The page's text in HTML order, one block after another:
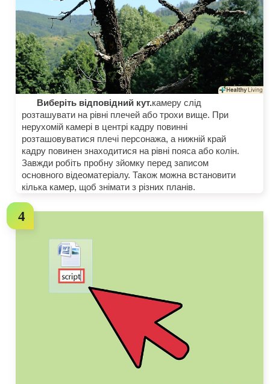
Виберіть відповідний кут.камеру слід
розташувати на рівні плечей або трохи вище. При
нерухомій камері в центрі кадру повинні
розташовуватися плечі персонажа, а нижній край
кадру повинен знаходитися на рівні пояса або колін.
Завжди робіть пробну зйомку перед записом
основного відеоматеріалу. Також можна встановити
кілька камер, щоб знімати з різних планів.